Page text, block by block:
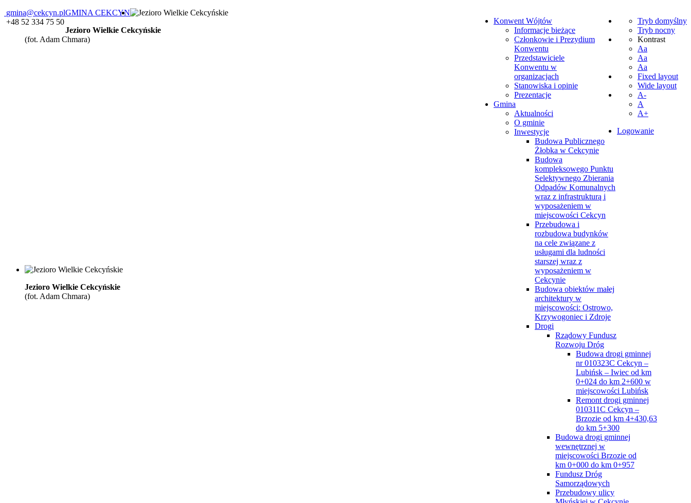
gmina@cekcyn.pl
+48 52 334 75 50
Tryb domyślny
Tryb nocny
Kontrast
Aa
Aa
Aa
Fixed layout
Wide layout
A-
A
A+
Logowanie
GMINA CEKCYN
Konwent Wójtów
Informacje bieżące
Członkowie i Prezydium
Konwentu
Przedstawiciele
Konwentu w
organizacjach
Stanowiska i opinie
Prezentacje
Gmina
Aktualności
O gminie
Inwestycje
Budowa Publicznego
Żłobka w Cekcynie
Budowa
kompleksowego Punktu
Selektywnego Zbierania
Odpadów Komunalnych
wraz z infrastrukturą i
wyposażeniem w
miejscowości Cekcyn
Przebudowa i
rozbudowa budynków
na cele związane z
usługami dla ludności
starszej wraz z
wyposażeniem w
Cekcynie
Budowa obiektów małej
architektury w
miejscowości: Ostrowo,
Krzywogoniec i Zdroje
Drogi
Rządowy Fundusz
Rozwoju Dróg
Budowa drogi gminnej
nr 010323C Cekcyn –
Lubińsk – Iwiec od km
0+024 do km 2+600 w
miejscowości Lubińsk
Remont drogi gminnej
010311C Cekcyn –
Brzozie od km 4+430,63
do km 5+300
Budowa drogi gminnej
wewnętrznej w
miejscowości Brzozie od
km 0+000 do km 0+957
Fundusz Dróg
Samorządowych
Przebudowy ulicy
Jezioro Wielkie Cekcyńskie
(fot. Adam Chmara)
Jezioro Wielkie Cekcyńskie
(fot. Adam Chmara)